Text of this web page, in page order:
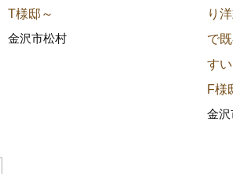
T様邸～
金沢市松村
り
で
す
F様
金